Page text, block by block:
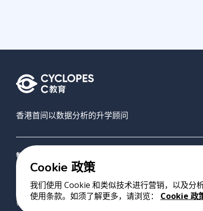
香港首间以数据分析的升学顾问
智禾教育
版权 2023 Cyclopes® • v0.31.0
香港铜锣湾勿地臣街1号时代广场2座28楼07室
Cookie 政策
我们使用 Cookie 和类似技术进行营销，以及分
使用条款。如须了解更多，请浏览：
Cookie 政